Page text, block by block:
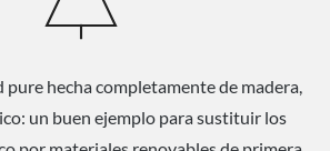
pure hecha completamente de madera,
un buen ejemplo para sustituir los